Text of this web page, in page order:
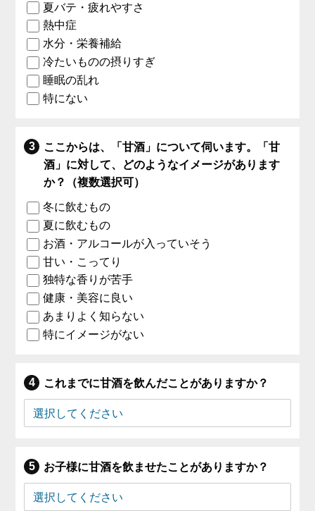
夏バテ・疲れやすさ
熱中症
水分・栄養補給
冷たいものの摂りすぎ
睡眠の乱れ
特にない
ここからは、「甘酒」について伺います。「甘
酒」に対して、どのようなイメージがあります
か？（複数選択可）
冬に飲むもの
夏に飲むもの
お酒・アルコールが入っていそう
甘い・こってり
独特な香りが苦手
健康・美容に良い
あまりよく知らない
特にイメージがない
これまでに甘酒を飲んだことがありますか？
お子様に甘酒を飲ませたことがありますか？